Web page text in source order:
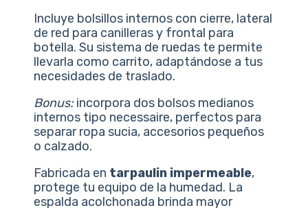
Incluye bolsillos internos con cierre, lateral
de red para canilleras y frontal para
botella. Su sistema de ruedas te permite
llevarla como carrito, adaptándose a tus
necesidades de traslado.
Bonus:incorpora dos bolsos medianos
internos tipo necessaire, perfectos para
separar ropa sucia, accesorios pequeños
o calzado.
Fabricada en tarpaulin impermeable,
protege tu equipo de la humedad. La
espalda acolchonada brinda mayor